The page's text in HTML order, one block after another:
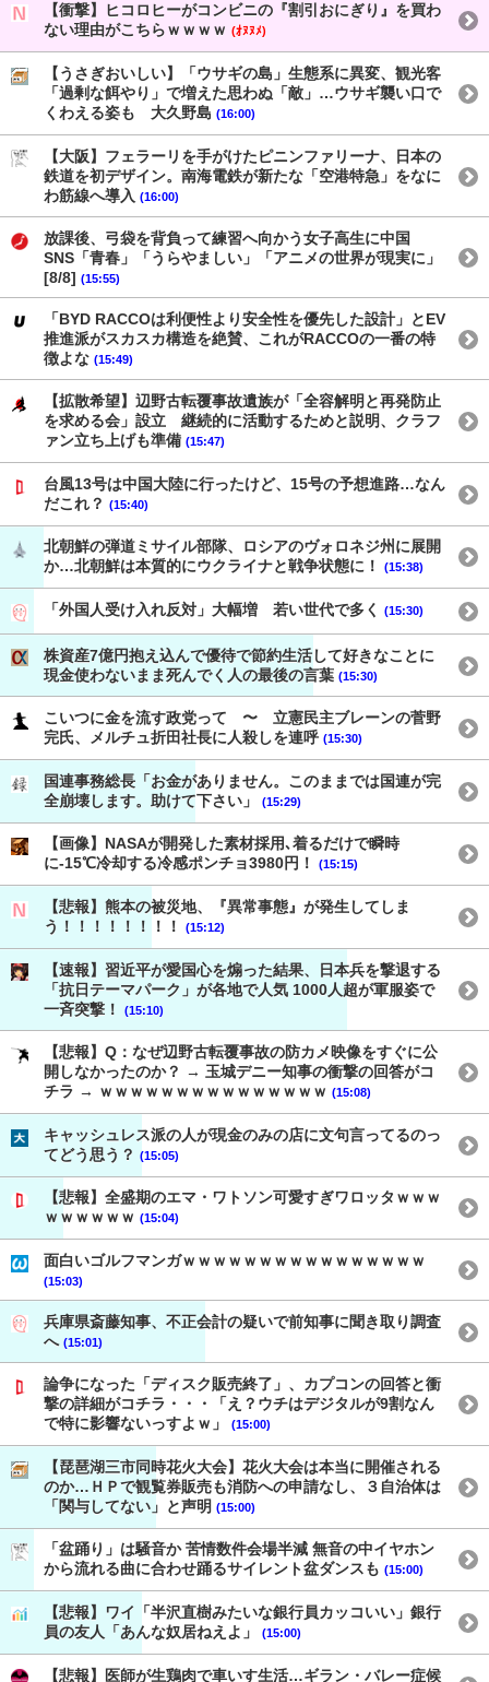
【衝撃】ヒコロヒーがコンビニの『割引おにぎり』を買わ
ない理由がこちらｗｗｗｗ (ｵﾇﾇﾒ)
【うさぎおいしい】「ウサギの島」生態系に異変、観光客
「過剰な餌やり」で増えた思わぬ「敵」…ウサギ襲い口で
くわえる姿も 大久野島 (16:00)
【大阪】フェラーリを手がけたピニンファリーナ、日本の
鉄道を初デザイン。南海電鉄が新たな「空港特急」をなに
わ筋線へ導入 (16:00)
放課後、弓袋を背負って練習へ向かう女子高生に中国
SNS「青春」「うらやましい」「アニメの世界が現実に」
[8/8] (15:55)
「BYD RACCOは利便性より安全性を優先した設計」とEV
推進派がスカスカ構造を絶賛、これがRACCOの一番の特
徴よな (15:49)
【拡散希望】辺野古転覆事故遺族が「全容解明と再発防止
を求める会」設立 継続的に活動するためと説明、クラフ
ァン立ち上げも準備 (15:47)
台風13号は中国大陸に行ったけど、15号の予想進路…なん
だこれ？ (15:40)
北朝鮮の弾道ミサイル部隊、ロシアのヴォロネジ州に展開
か…北朝鮮は本質的にウクライナと戦争状態に！
(15:38)
「外国人受け入れ反対」大幅増 若い世代で多く (15:30)
株資産7億円抱え込んで優待で節約生活して好きなことに
現金使わないまま死んでく人の最後の言葉 (15:30)
こいつに金を流す政党って 〜 立憲民主ブレーンの菅野
完氏、メルチュ折田社長に人殺しを連呼 (15:30)
国連事務総長「お金がありません。このままでは国連が完
全崩壊します。助けて下さい」
(15:29)
【画像】NASAが開発した素材採用､着るだけで瞬時
に-15℃冷却する冷感ポンチョ3980円！
(15:15)
【悲報】熊本の被災地、『異常事態』が発生してしま
う！！！！！！！！
(15:12)
【速報】習近平が愛国心を煽った結果、日本兵を撃退する
「抗日テーマパーク」が各地で人気 1000人超が軍服姿で
一斉突撃！
(15:10)
【悲報】Q：なぜ辺野古転覆事故の防カメ映像をすぐに公
開しなかったのか？ → 玉城デニー知事の衝撃の回答がコ
チラ → ｗｗｗｗｗｗｗｗｗｗｗｗｗｗｗ (15:08)
キャッシュレス派の人が現金のみの店に文句言ってるのっ
てどう思う？ (15:05)
【悲報】全盛期のエマ・ワトソン可愛すぎワロッタｗｗｗ
ｗｗｗｗｗｗ (15:04)
面白いゴルフマンガｗｗｗｗｗｗｗｗｗｗｗｗｗｗｗｗ
(15:03)
兵庫県斎藤知事、不正会計の疑いで前知事に聞き取り調査
へ (15:01)
論争になった「ディスク販売終了」、カプコンの回答と衝
撃の詳細がコチラ・・・「え？ウチはデジタルが9割なん
で特に影響ないっすよｗ」
(15:00)
【琵琶湖三市同時花火大会】花火大会は本当に開催される
のか…ＨＰで観覧券販売も消防への申請なし、３自治体は
「関与してない」と声明 (15:00)
「盆踊り」は騒音か 苦情数件会場半減 無音の中イヤホン
から流れる曲に合わせ踊るサイレント盆ダンスも (15:00)
【悲報】ワイ「半沢直樹みたいな銀行員カッコいい」銀行
員の友人「あんな奴居ねえよ」
(15:00)
【悲報】医師が生鶏肉で車いす生活…ギラン・バレー症候